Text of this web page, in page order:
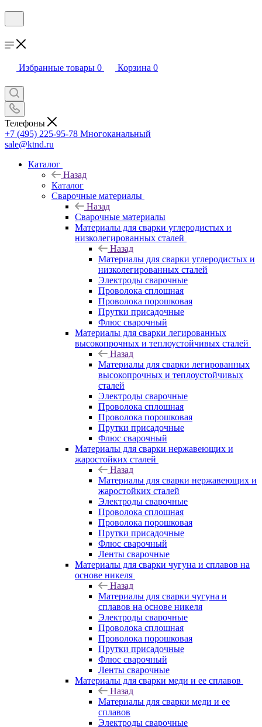
Избранные товары 0 Корзина 0
Телефоны
+7 (495) 225-95-78 Многоканальный
sale@ktnd.ru
Каталог
Назад
Каталог
Сварочные материалы
Назад
Сварочные материалы
Материалы для сварки углеродистых и
низколегированных сталей
Назад
Материалы для сварки углеродистых и
низколегированных сталей
Электроды сварочные
Проволока сплошная
Проволока порошковая
Прутки присадочные
Флюс сварочный
Материалы для сварки легированных
высокопрочных и теплоустойчивых сталей
Назад
Материалы для сварки легированных
высокопрочных и теплоустойчивых
сталей
Электроды сварочные
Проволока сплошная
Проволока порошковая
Прутки присадочные
Флюс сварочный
Материалы для сварки нержавеющих и
жаростойких сталей
Назад
Материалы для сварки нержавеющих и
жаростойких сталей
Электроды сварочные
Проволока сплошная
Проволока порошковая
Прутки присадочные
Флюс сварочный
Ленты сварочные
Материалы для сварки чугуна и сплавов на
основе никеля
Назад
Материалы для сварки чугуна и
сплавов на основе никеля
Электроды сварочные
Проволока сплошная
Проволока порошковая
Прутки присадочные
Флюс сварочный
Ленты сварочные
Материалы для сварки меди и ее сплавов
Назад
Материалы для сварки меди и ее
сплавов
Электроды сварочные